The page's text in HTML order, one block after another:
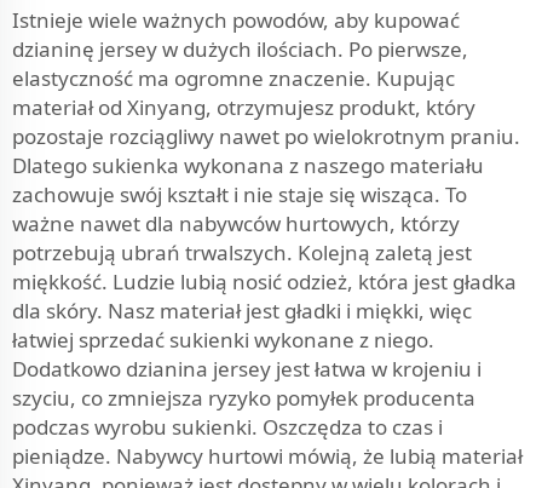
Istnieje wiele ważnych powodów, aby kupować
dzianinę jersey w dużych ilościach. Po pierwsze,
elastyczność ma ogromne znaczenie. Kupując
materiał od Xinyang, otrzymujesz produkt, który
pozostaje rozciągliwy nawet po wielokrotnym praniu.
Dlatego sukienka wykonana z naszego materiału
zachowuje swój kształt i nie staje się wisząca. To
ważne nawet dla nabywców hurtowych, którzy
potrzebują ubrań trwalszych. Kolejną zaletą jest
miękkość. Ludzie lubią nosić odzież, która jest gładka
dla skóry. Nasz materiał jest gładki i miękki, więc
łatwiej sprzedać sukienki wykonane z niego.
Dodatkowo dzianina jersey jest łatwa w krojeniu i
szyciu, co zmniejsza ryzyko pomyłek producenta
podczas wyrobu sukienki. Oszczędza to czas i
pieniądze. Nabywcy hurtowi mówią, że lubią materiał